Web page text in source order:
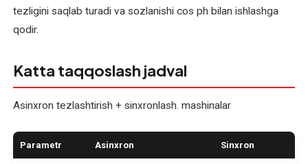
Elektromotor
rotorini
tezligini saqlab turadi va sozlanishi cos ph bilan ishlashga
qodir.
Katta taqqoslash jadval
Asinxron tezlashtirish + sinxronlash. mashinalar
Parametr Asinxron Sinxron